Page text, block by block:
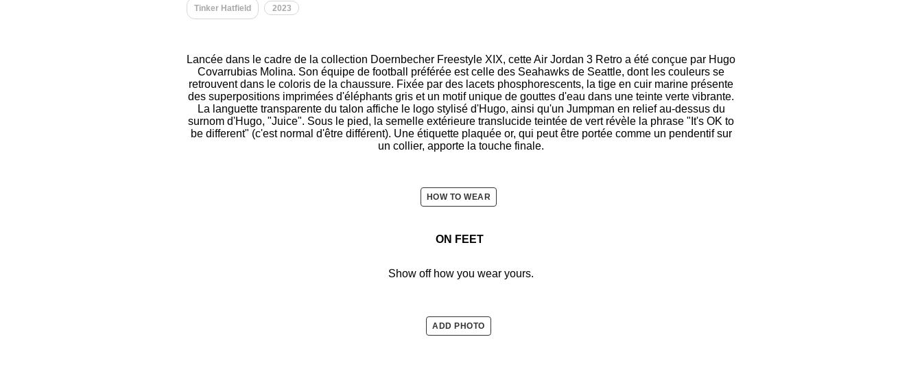
Tinker Hatfield 2023
Lancée dans le cadre de la collection Doernbecher Freestyle XIX, cette Air Jordan 3 Retro a été conçue par Hugo
Covarrubias Molina. Son équipe de football préférée est celle des Seahawks de Seattle, dont les couleurs se
retrouvent dans le coloris de la chaussure. Fixée par des lacets phosphorescents, la tige en cuir marine présente
des superpositions imprimées d'éléphants gris et un motif unique de gouttes d'eau dans une teinte verte vibrante.
La languette transparente du talon affiche le logo stylisé d'Hugo, ainsi qu'un Jumpman en relief au-dessus du
surnom d'Hugo, "Juice". Sous le pied, la semelle extérieure translucide teintée de vert révèle la phrase "It's OK to
be different" (c'est normal d'être différent). Une étiquette plaquée or, qui peut être portée comme un pendentif sur
un collier, apporte la touche finale.
HOW TO WEAR
ON FEET
Show off how you wear yours.
ADD PHOTO